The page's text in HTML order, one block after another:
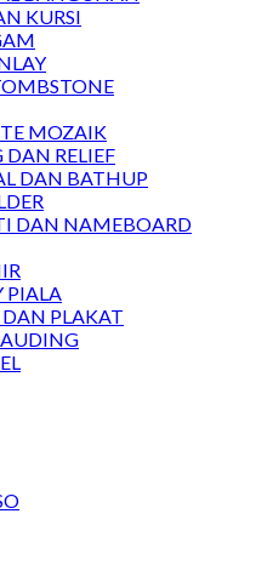
KURSI
MOZAIK
RELIEF
DAN BATHUP
DAN NAMEBOARD
PIALA
PLAKAT